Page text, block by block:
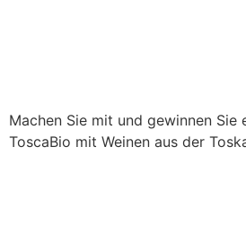
Machen Sie mit und gewinnen Sie
ToscaBio mit Weinen aus der